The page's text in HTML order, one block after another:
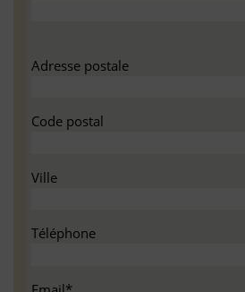
Adresse postale
Code postal
Ville
Téléphone